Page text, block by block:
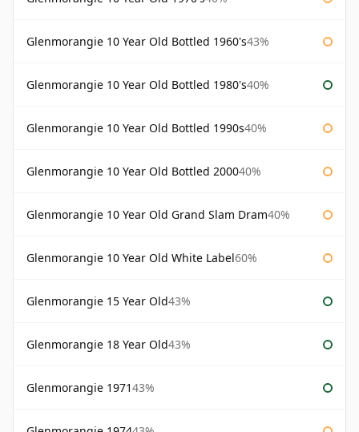
Glenmorangie 10 Year Old Bottled 1960's43%
Glenmorangie 10 Year Old Bottled 1980's40%
Glenmorangie 10 Year Old Bottled 1990s40%
Glenmorangie 10 Year Old Bottled 200040%
Glenmorangie 10 Year Old Grand Slam Dram40%
Glenmorangie 10 Year Old White Label60%
Glenmorangie 15 Year Old43%
Glenmorangie 18 Year Old43%
Glenmorangie 197143%